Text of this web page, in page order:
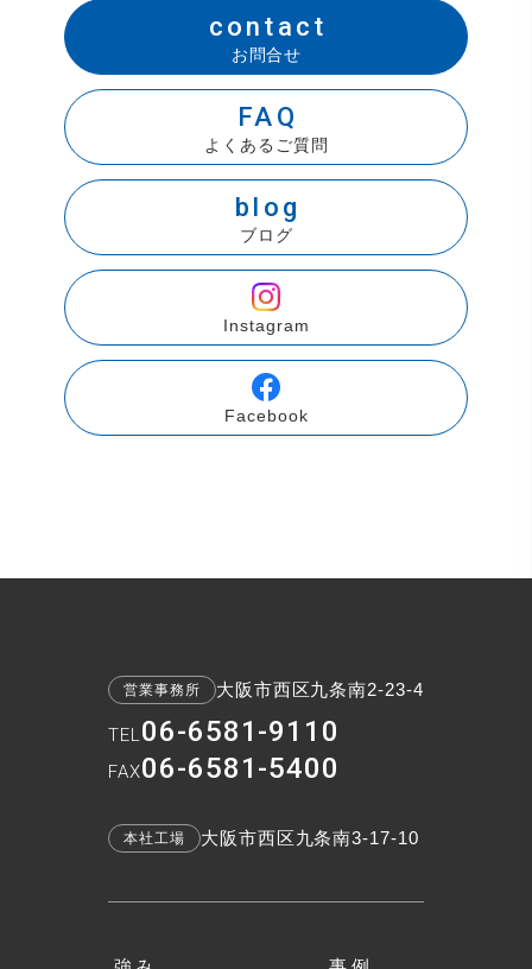
contact
お問合せ
FAQ
よくあるご質問
blog
ブログ
Instagram
Facebook
営業事務所 大阪市西区九条南2-23-4
TEL06-6581-9110
FAX06-6581-5400
本社工場 大阪市西区九条南3-17-10